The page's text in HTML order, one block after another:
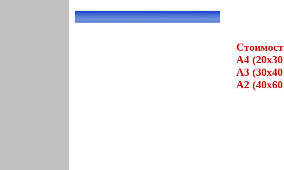
А4
А3
А2